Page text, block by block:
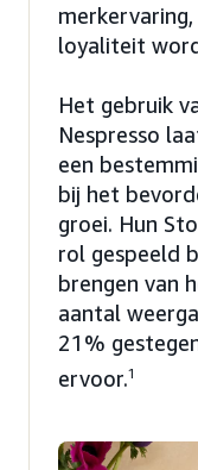
loyaliteit
Het gebruik
Nespresso
een
bij het
groei. Hun
rol gespeeld
brengen van
aantal
21%
ervoor.1